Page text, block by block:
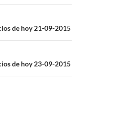
de hoy 21-09-2015
de hoy 23-09-2015